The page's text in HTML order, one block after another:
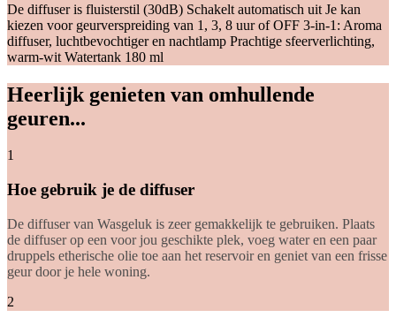
De diffuser is fluisterstil (30dB) Schakelt automatisch uit Je kan
kiezen voor geurverspreiding van 1, 3, 8 uur of OFF 3-in-1: Aroma
diffuser, luchtbevochtiger en nachtlamp Prachtige sfeerverlichting,
warm-wit Watertank 180 ml
Heerlijk genieten van omhullende
geuren...
1
Hoe gebruik je de diffuser
De diffuser van Wasgeluk is zeer gemakkelijk te gebruiken. Plaats
de diffuser op een voor jou geschikte plek, voeg water en een paar
druppels etherische olie toe aan het reservoir en geniet van een frisse
geur door je hele woning.
2